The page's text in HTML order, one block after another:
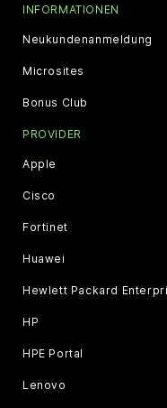
INFORMATIONEN
Neukundenanmeldung
Microsites
Bonus Club
PROVIDER
Apple
Cisco
Fortinet
Huawei
Hewlett Packard
HP
HPE Portal
Lenovo